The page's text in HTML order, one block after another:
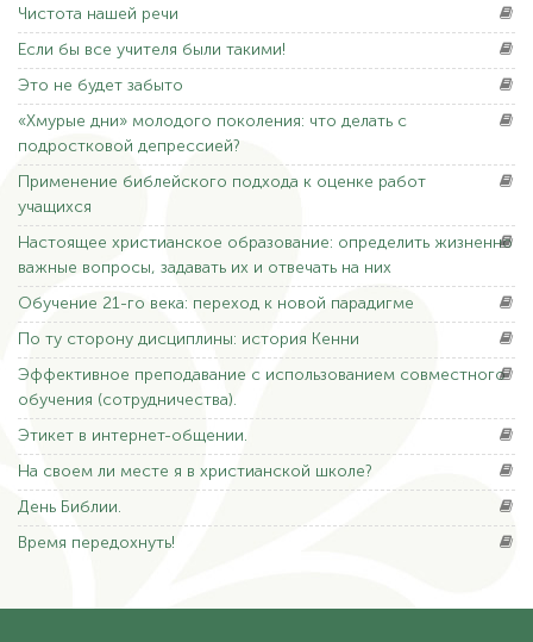
Чистота нашей речи
Если бы все учителя были такими!
Это не будет забыто
«Хмурые дни» молодого поколения: что делать с
подростковой депрессией?
Применение библейского подхода к оценке работ
учащихся
Настоящее христианское образование: определить жизненно
важные вопросы, задавать их и отвечать на них
Обучение 21-го века: переход к новой парадигме
По ту сторону дисциплины: история Кенни
Эффективное преподавание с использованием совместного
обучения (сотрудничества).
Этикет в интернет-общении.
На своем ли месте я в христианской школе?
День Библии.
Время передохнуть!